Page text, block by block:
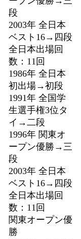
段
2003年 全日本
ベスト16→四段
全日本出場回
数：11回
1986年 全日本
初出場→初段
1991年 全国学
生選手権3位タ
イ→二段
1996年 関東オ
ープン優勝→三
段
2003年 全日本
ベスト16→四段
全日本出場回
数：11回
関東オープン優
勝